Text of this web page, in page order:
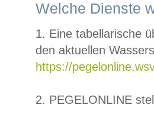
Welche Dienste
1. Eine tabellarische
den aktuellen
https://
2. PEGELONLINE